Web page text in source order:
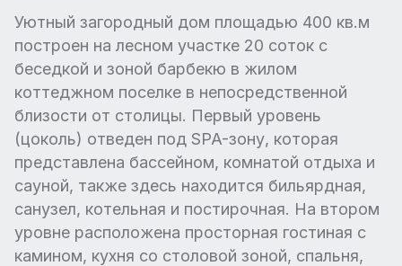
Уютный загородный дом площадью 400 кв.м
построен на лесном участке 20 соток с
беседкой и зоной барбекю в жилом
коттеджном поселке в непосредственной
близости от столицы. Первый уровень
(цоколь) отведен под SPA-зону, которая
представлена бассейном, комнатой отдыха и
сауной, также здесь находится бильярдная,
санузел, котельная и постирочная. На втором
уровне расположена просторная гостиная с
камином, кухня со столовой зоной, спальня,